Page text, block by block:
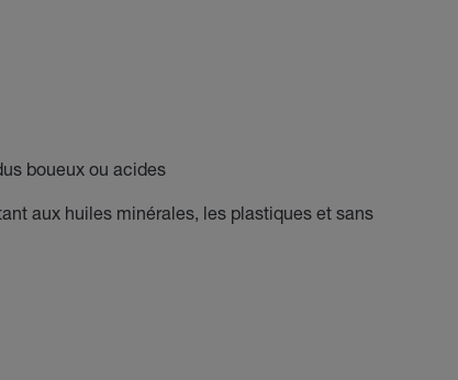
boueux ou acides
aux huiles minérales, les plastiques et sans